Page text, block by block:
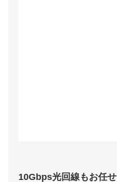
10Gbps光回線もお任せ